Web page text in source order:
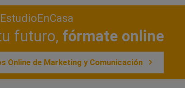
futuro, fórmate online
Online de Marketing y Comunicación